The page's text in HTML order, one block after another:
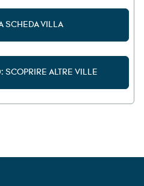
SCHEDA VILLA
ALTRE VILLE